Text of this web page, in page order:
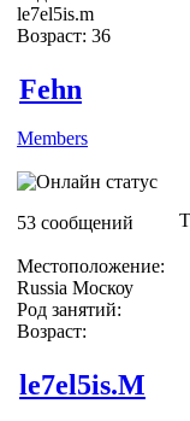
le7el5is.m
Возраст: 36
Fehn
Members
53 сообщений
Местоположение:
Russia Москоу
Род занятий:
Возраст:
le7el5is.M